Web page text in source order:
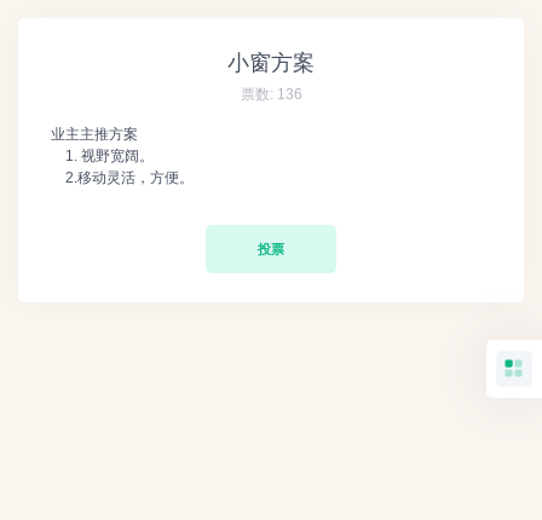
小窗方案
票数: 136
业主主推方案
1. 视野宽阔。
2.移动灵活，方便。
投票